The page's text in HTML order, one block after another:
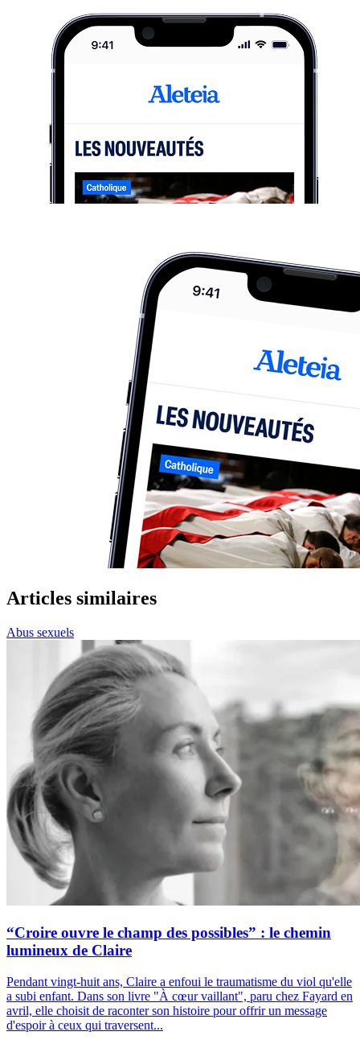
Articles similaires
Abus sexuels
“Croire ouvre le champ des possibles” : le chemin
lumineux de Claire
Pendant vingt-huit ans, Claire a enfoui le traumatisme du viol qu'elle
a subi enfant. Dans son livre "À cœur vaillant", paru chez Fayard en
avril, elle choisit de raconter son histoire pour offrir un message
d'espoir à ceux qui traversent...